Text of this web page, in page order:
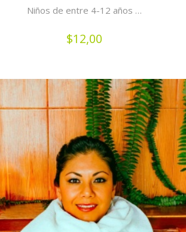
Niños de entre 4-12 años …
$12,00